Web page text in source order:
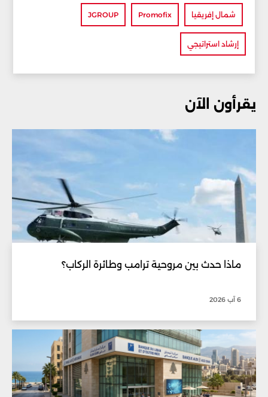
شمال إفريقيا Promofix
JGROUP
إرشاد استراتيجي
يقرأون الآن
ماذا حدث بين مروحية ترامب وطائرة الركاب؟
6 آب 2026